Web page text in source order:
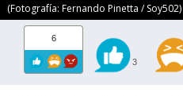
(Fotografía: Fernando Pinetta / Soy502)
6
3